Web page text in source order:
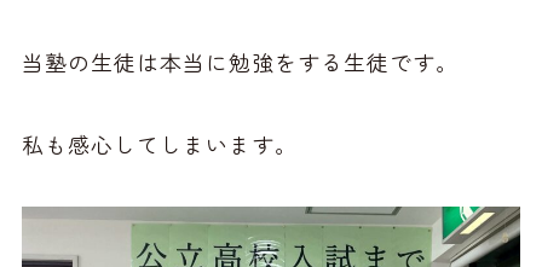
当塾の生徒は本当に勉強をする生徒です。
私も感心してしまいます。